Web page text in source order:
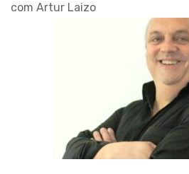
com Artur Laizo